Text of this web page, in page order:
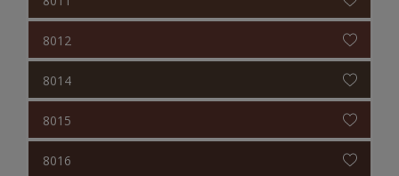
8012
8014
8015
8016